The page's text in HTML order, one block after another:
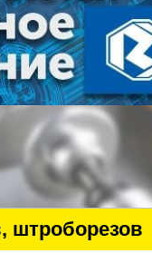
штроборезов